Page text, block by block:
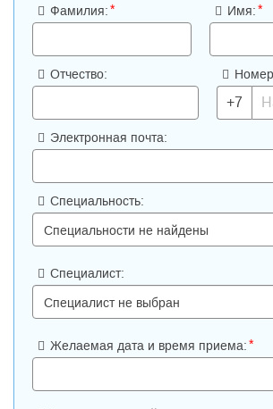
Фамилия:* Имя:*
Отчество:
+7
Электронная почта:
Специальность:
Специалист:
Желаемая дата и время приема:*